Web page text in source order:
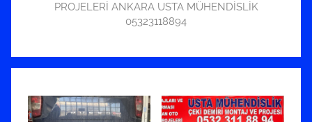
PROJELERİ ANKARA USTA MÜHENDİSLİK
05323118894